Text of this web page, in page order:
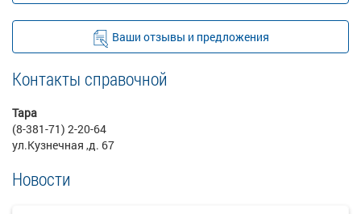
Ваши отзывы и предложения
Контакты справочной
Тара
(8-381-71) 2-20-64
ул.Кузнечная ,д. 67
Новости